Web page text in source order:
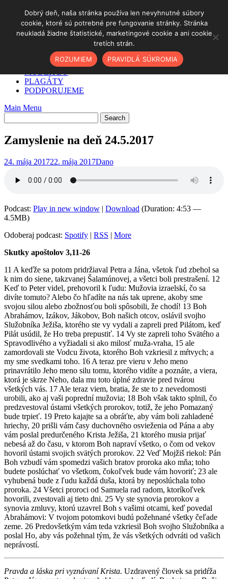
contentDOMOV
✓ AKO NA TO
PODCAST
PLAGÁTY
PODPORUJEME
Main Menu
Zamyslenie na deň 24.5.2017
24. mája 201722. mája 2017Dano
Podcast: Play in new window | Download (Duration: 4:53 —
4.5MB)
Odoberaj podcast: Spotify | RSS | More
Skutky apoštolov 3,11-26
11 A keďže sa potom pridržiaval Petra a Jána, všetok ľud zbehol sa
k nim do siene, takzvanej Šalamúnovej, a všetci boli prestrašení. 12
Keď to Peter videl, prehovoril k ľudu: Mužovia izraelskí, čo sa
divíte tomuto? Alebo čo hľadíte na nás tak uprene, akoby sme
svojou silou alebo zbožnosťou boli spôsobili, že chodí! 13 Boh
Abrahámov, Izákov, Jákobov, Boh našich otcov, oslávil svojho
Služobníka Ježiša, ktorého ste vy vydali a zapreli pred Pilátom, keď
Pilát usúdil, že Ho treba prepustiť. 14 Vy ste zapreli toho Svätého a
Spravodlivého a vyžiadali si ako milosť muža-vraha, 15 ale
zamordovali ste Vodcu života, ktorého Boh vzkriesil z mŕtvych; a
my sme svedkami toho. 16 A teraz pre vieru v Jeho meno
prinavrátilo Jeho meno silu tomu, ktorého vidíte a poznáte, a viera,
ktorá je skrze Neho, dala mu toto úplné zdravie pred tvárou
všetkých vás. 17 Ale teraz viem, bratia, že ste to z nevedomosti
urobili, ako aj vaši poprední mužovia; 18 Boh však takto splnil, čo
predzvestoval ústami všetkých prorokov, totiž, že jeho Pomazaný
bude trpieť. 19 Preto kajajte sa a obráťte, aby vám boli zahladené
hriechy, 20 prišli vám časy duchovného osvieženia od Pána a aby
vám poslal predurčeného Krista Ježiša, 21 ktorého musia prijať
nebesá až do času, v ktorom Boh napraví všetko, o čom od vekov
hovoril ústami svojich svätých prorokov. 22 Veď Mojžiš riekol: Pán
Boh vzbudí vám spomedzi vašich bratov proroka ako mňa; toho
budete poslúchať vo všetkom, čokoľvek bude vám hovoriť; 23 ale
vyhubená bude z ľudu každá duša, ktorá by neposlúchala toho
proroka. 24 Všetci proroci od Samuela rad radom, ktoríkoľvek
hovorili, zvestovali aj tieto dni. 25 Vy ste synovia prorokov a
synovia zmluvy, ktorú uzavrel Boh s vašimi otcami, keď povedal
Abrahámovi: V tvojom potomkovi budú požehnané všetky čeľade
zeme. 26 Predovšetkým vám teda vzkriesil Boh svojho Služobníka a
poslal Ho, aby vás požehnal tým, že vás všetkých odvráti od vašich
neprávostí.
Pravda a láska pri vyznávaní Krista. Uzdravený človek sa pridŕža
Dobrý deň, naša stránka používa len nevyhnutné súbory
cookie, ktoré sú potrebné pre fungovanie stránky. Stránka
neukladá žiadne štatistické, marketingové cookie a ani cookie
tretích strán.
ROZUMIEM
PRAVIDLÁ SÚKROMIA